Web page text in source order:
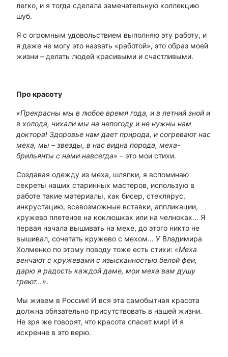
легко, и я тогда сделала замечательную коллекцию
шуб.
Я с огромным удовольствием выполняю эту работу, и
я даже не могу это назвать «работой», это образ моей
жизни – делать людей красивыми и счастливыми.
Про красоту
«Прекрасны мы в любое время года, и в летний зной и
в холода, чихали мы на непогоду и не нужны нам
доктора! Здоровье нам дает природа, и согревают нас
меха, мы – звезды, в нас видна порода, меха-
брильянты с нами навсегда» – это мои стихи.
Создавая одежду из меха, шляпки, я вспоминаю
секреты наших старинных мастеров, использую в
работе такие материалы, как бисер, стеклярус,
инкрустацию, всевозможные вставки, аппликации,
кружево плетеное на коклюшках или на челноках… Я
первая начала вышивать на мехе, до этого никто не
вышивал, сочетать кружево с мехом… У Владимира
Холменко по этому поводу тоже есть стихи: «Меха
венчают с кружевами с изысканностью белой феи,
дарю я радость каждой даме, мои меха вам душу
греют…».
Мы живем в России! И вся эта самобытная красота
должна обязательно присутствовать в нашей жизни.
Не зря же говорят, что красота спасет мир! И я
искренне в это верю.